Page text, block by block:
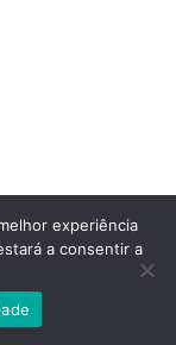
experiência
a consentir a